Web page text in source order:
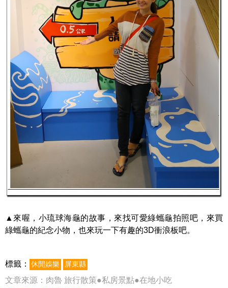
▲來喔，小琉球海龜的故事，來找可愛綠蠵龜拍照吧，來買
綠蠵龜的紀念小物，也來玩一下有趣的3D衝浪板吧。
標籤： 休閒娛樂 屏東縣
文章來源： 肉魯 旅行散策●私房景點●在地小吃